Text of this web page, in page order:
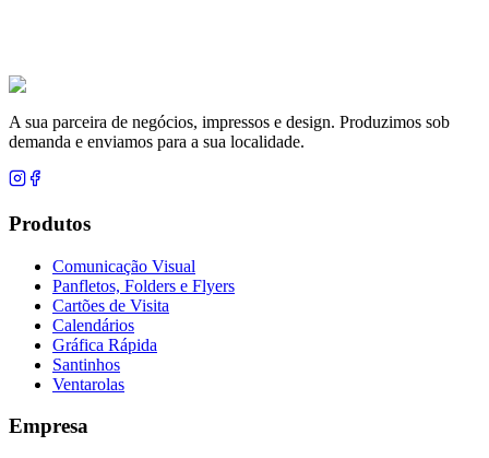
A sua parceira de negócios, impressos e design. Produzimos sob
demanda e enviamos para a sua localidade.
Produtos
Comunicação Visual
Panfletos, Folders e Flyers
Cartões de Visita
Calendários
Gráfica Rápida
Santinhos
Ventarolas
Empresa